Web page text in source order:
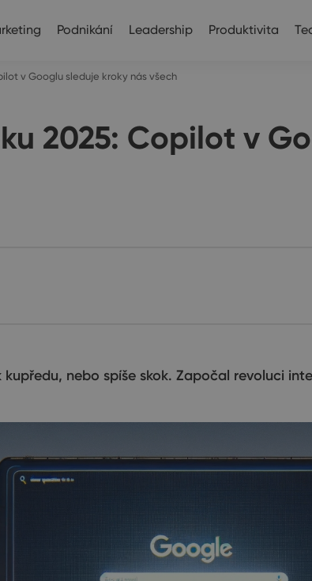
Podnikání Leadership Produktivita
v Googlu sleduje kroky nás všech
2025: Copilot v
nebo spíše skok. Započal revoluci